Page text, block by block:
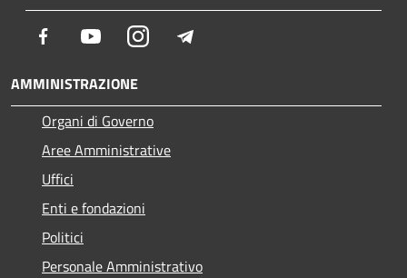
Facebook YoutubeInstagram
AMMINISTRAZIONE
Organi di Governo
Aree Amministrative
Uffici
Enti e fondazioni
Politici
Personale Amministrativo